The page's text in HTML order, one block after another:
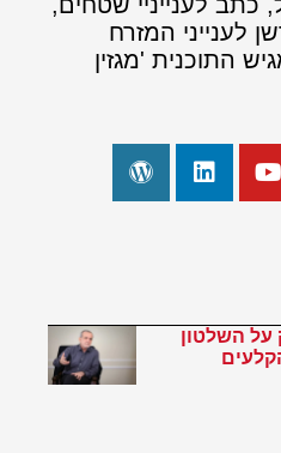
לענייני המזרח
התוכנית 'מגזין
על השלטון